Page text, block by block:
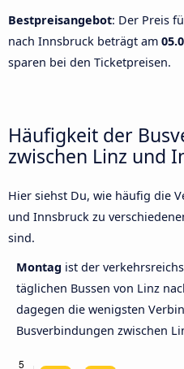
Bestpreisangebot: Der Preis
nach Innsbruck beträgt am
sparen bei den Ticketpreisen.
Häufigkeit der
zwischen Linz und
Hier siehst Du, wie häufig die
und Innsbruck zu
sind.
Montag ist der
täglichen Bussen von Linz
dagegen die wenigsten
Busverbindungen zwischen